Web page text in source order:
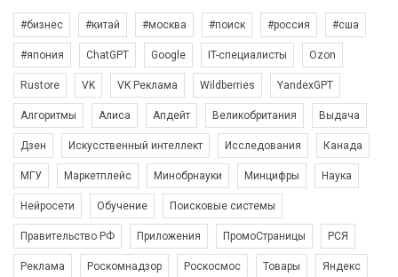
#бизнес #китай #москва #поиск #россия #сша
#япония ChatGPT Google IT-специалисты Ozon
Rustore VK VK Реклама Wildberries YandexGPT
Алгоритмы Алиса Апдейт Великобритания Выдача
Дзен Искусственный интеллект Исследования Канада
МГУ Маркетплейс Минобрнауки Минцифры Наука
Нейросети Обучение Поисковые системы
Правительство РФ Приложения ПромоСтраницы РСЯ
Реклама Роскомнадзор Роскосмос Товары Яндекс